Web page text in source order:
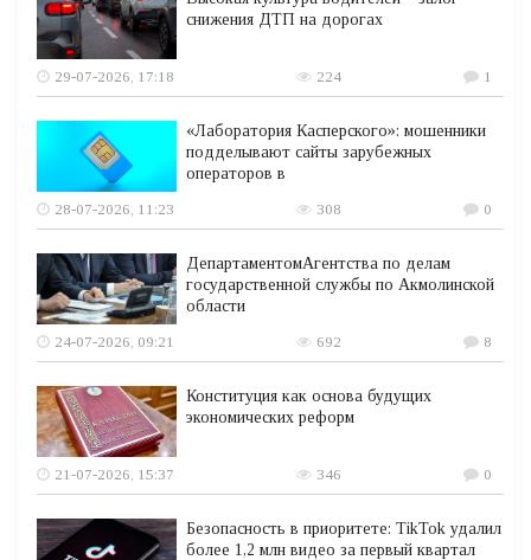
снижения ДТП на дорогах
29-07-2026, 17:18 224 1
«Лаборатория Касперского»: мошенники
подделывают сайты зарубежных
операторов в
28-07-2026, 11:23
308 0
ДепартаментомАгентства по делам
государственной службы по Акмолинской
области
24-07-2026, 09:21
692 8
Конституция как основа будущих
экономических реформ
21-07-2026, 15:37 346 0
Безопасность в приоритете: TikTok удалил
более 1,2 млн видео за первый квартал